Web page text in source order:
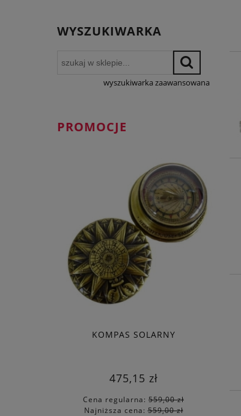
WYSZUKIWARKA
wyszukiwarka zaawansowana
PROMOCJE
KOMPAS SOLARNY
475,15 zł
Cena regularna: 559,00 zł
Najniższa cena:559,00 zł